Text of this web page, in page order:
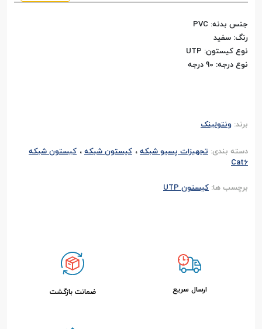
جنس بدنه: PVC
رنگ: سفید
نوع کیستون: UTP
نوع درجه: 90 درجه
برند: ونتولینک
دسته بندی: تجهیزات پسیو شبکه، کیستون شبکه، کیستون شبکه
Cat6
برچسب ها: کیستون UTP
ارسال سریع ضمانت بازگشت